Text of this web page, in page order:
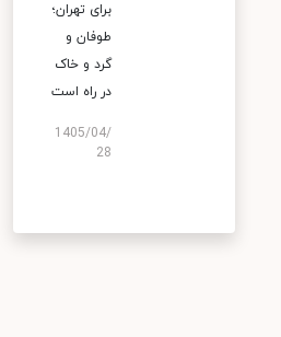
برای تهران؛
طوفان و
گرد و خاک
در راه است
1405/04/
28